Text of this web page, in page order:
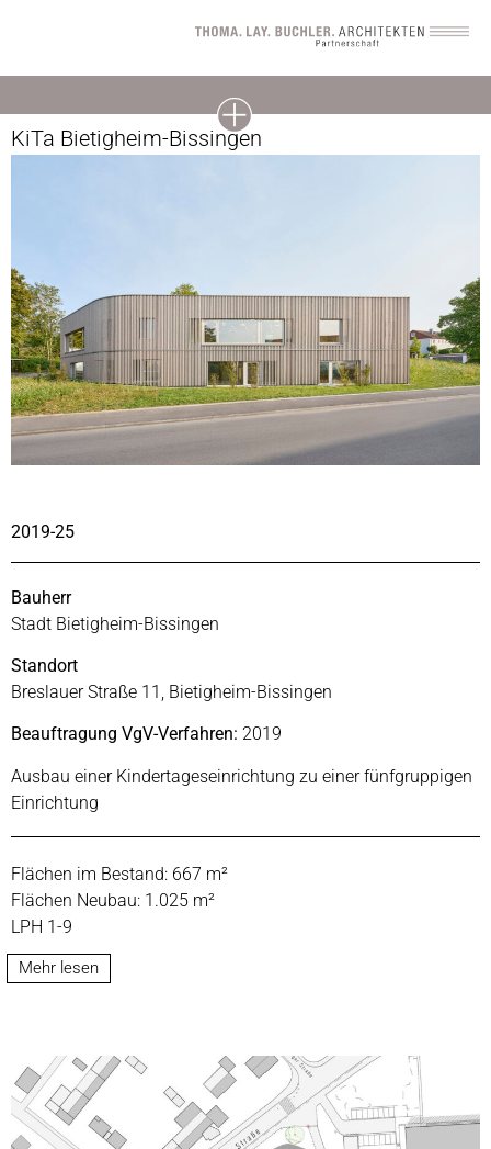
KiTa Bietigheim-Bissingen
2019-25
Bauherr
Stadt Bietigheim-Bissingen
Standort
Breslauer Straße 11, Bietigheim-Bissingen
Beauftragung VgV-Verfahren: 2019
Ausbau einer Kindertageseinrichtung zu einer fünfgruppigen
Einrichtung
Flächen im Bestand: 667 m²
Flächen Neubau: 1.025 m²
LPH 1-9
Mehr lesen